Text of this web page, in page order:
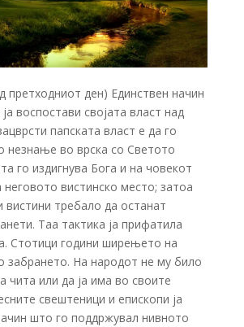
претходниот ден) Единствен начин
воспостави својата власт над
папската власт е да го
незнање во врска со Светото
го издигнува Бога и на човекот
неговото вистинско место; затоа
вистини требало да останат
Таа тактика ја прифатила
Стотици години ширењето на
забрането. На народот не му било
чита или да ја има во своите
свештеници и епископи ја
што го поддржувал нивното